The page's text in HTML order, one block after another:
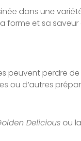
dans une
forme et sa saveur
peuvent perdre
ou d’autres
Delicious ou la